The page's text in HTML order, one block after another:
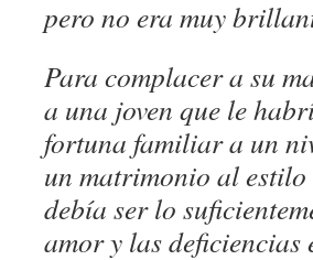
pero no era muy
Para complacer a su
a una joven que le
fortuna familiar a un
un matrimonio al
debía ser lo
amor y las